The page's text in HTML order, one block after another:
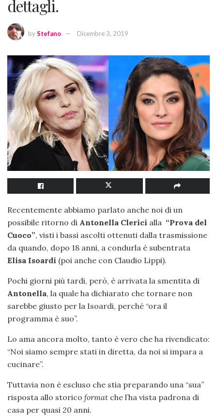
dettagli.
byStefano Dicembre 3, 2019
Recentemente abbiamo parlato anche noi di un
possibile ritorno di Antonella Clerici alla “Prova del
Cuoco”, visti i bassi ascolti ottenuti dalla trasmissione
da quando, dopo 18 anni, a condurla è subentrata
Elisa Isoardi (poi anche con Claudio Lippi).
Pochi giorni più tardi, però, è arrivata la smentita di
Antonella, la quale ha dichiarato che tornare non
sarebbe giusto per la Isoardi, perché “ora il
programma è suo”.
Lo ama ancora molto, tanto è vero che ha rivendicato:
“Noi siamo sempre stati in diretta, da noi si impara a
cucinare”.
Tuttavia non è escluso che stia preparando una “sua”
risposta allo storico format che l’ha vista padrona di
casa per quasi 20 anni.